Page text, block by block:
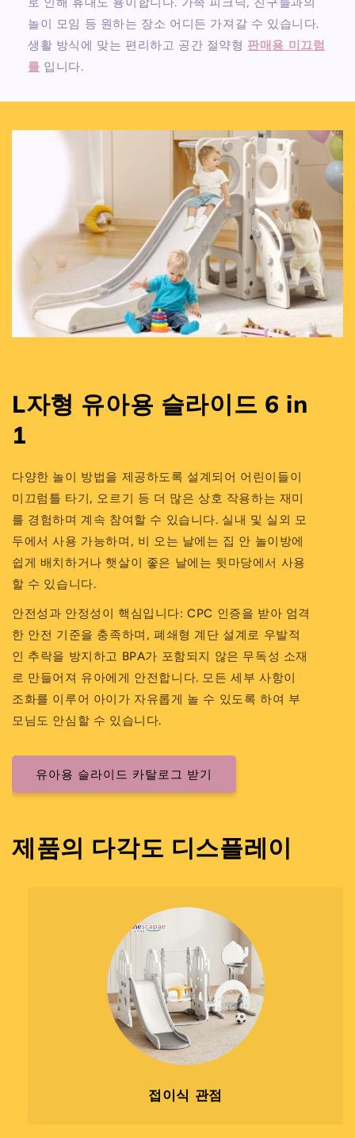
놀이 모임 등 원하는 장소 어디든 가져갈 수 있습니다.
생활 방식에 맞는 편리하고 공간 절약형 판매용 미끄럼
틀 입니다.
L자형 유아용 슬라이드 6 in
1
다양한 놀이 방법을 제공하도록 설계되어 어린이들이
미끄럼틀 타기, 오르기 등 더 많은 상호 작용하는 재미
를 경험하며 계속 참여할 수 있습니다. 실내 및 실외 모
두에서 사용 가능하며, 비 오는 날에는 집 안 놀이방에
쉽게 배치하거나 햇살이 좋은 날에는 뒷마당에서 사용
할 수 있습니다.
안전성과 안정성이 핵심입니다: CPC 인증을 받아 엄격
한 안전 기준을 충족하며, 폐쇄형 계단 설계로 우발적
인 추락을 방지하고 BPA가 포함되지 않은 무독성 소재
로 만들어져 유아에게 안전합니다. 모든 세부 사항이
조화를 이루어 아이가 자유롭게 놀 수 있도록 하여 부
모님도 안심할 수 있습니다.
유아용 슬라이드 카탈로그 받기
제품의 다각도 디스플레이
접이식 관점